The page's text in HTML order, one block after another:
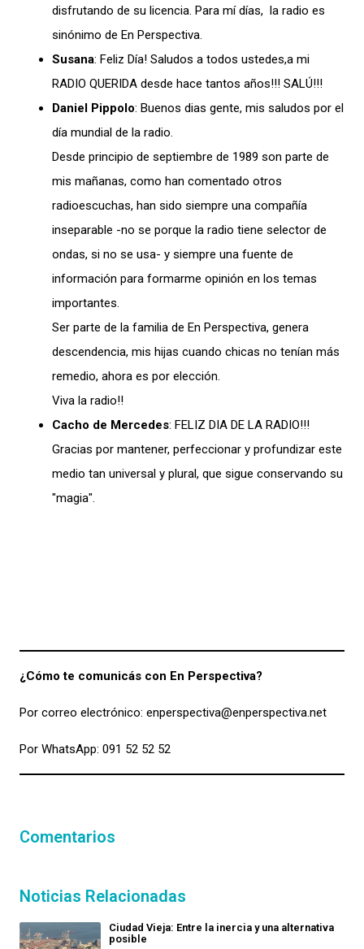
disfrutando de su licencia. Para mí días, la radio es
sinónimo de En Perspectiva.
Susana: Feliz Día! Saludos a todos ustedes,a mi
RADIO QUERIDA desde hace tantos años!!! SALÚ!!!
Daniel Pippolo: Buenos dias gente, mis saludos por el
día mundial de la radio.
Desde principio de septiembre de 1989 son parte de
mis mañanas, como han comentado otros
radioescuchas, han sido siempre una compañía
inseparable -no se porque la radio tiene selector de
ondas, si no se usa- y siempre una fuente de
información para formarme opinión en los temas
importantes.
Ser parte de la familia de En Perspectiva, genera
descendencia, mis hijas cuando chicas no tenían más
remedio, ahora es por elección.
Viva la radio!!
Cacho de Mercedes: FELIZ DIA DE LA RADIO!!!
Gracias por mantener, perfeccionar y profundizar este
medio tan universal y plural, que sigue conservando su
"magia".
¿Cómo te comunicás con En Perspectiva?
Por correo electrónico: enperspectiva@enperspectiva.net
Por WhatsApp: 091 52 52 52
Comentarios
Noticias Relacionadas
Ciudad Vieja: Entre la inercia y una alternativa
posible